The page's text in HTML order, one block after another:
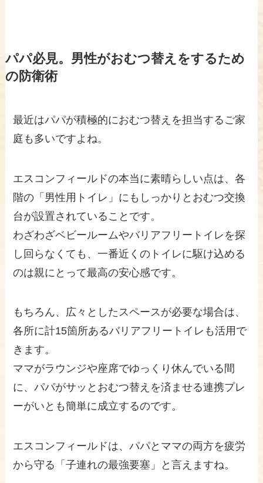
パパ必見。男性がおむつ替えをするため
の防衛術
最近はパパが積極的におむつ替えを担当するご家
庭も多いですよね。
エスコンフィールドの本当に素晴らしい点は、各
階の「男性用トイレ」にもしっかりとおむつ交換
台が設置されていることです。
わざわざベビールームやバリアフリートイレを探
し回らなくても、一番近くのトイレに駆け込める
のは親にとって最高の安心感です。
もちろん、広々としたスペースが必要な場合は、
各所に計15箇所あるバリアフリートイレも活用で
きます。
ママがラウンジや座席でゆっくり休んでいる間
に、パパがサッとおむつ替えを済ませる連携プレ
ーがいとも簡単に成立するのです。
エスコンフィールドは、パパとママの両方を疲労
から守る「子連れの最強要塞」と言えますね。